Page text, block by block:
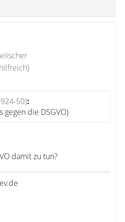
50):
gegen die DSGVO)
damit zu tun?